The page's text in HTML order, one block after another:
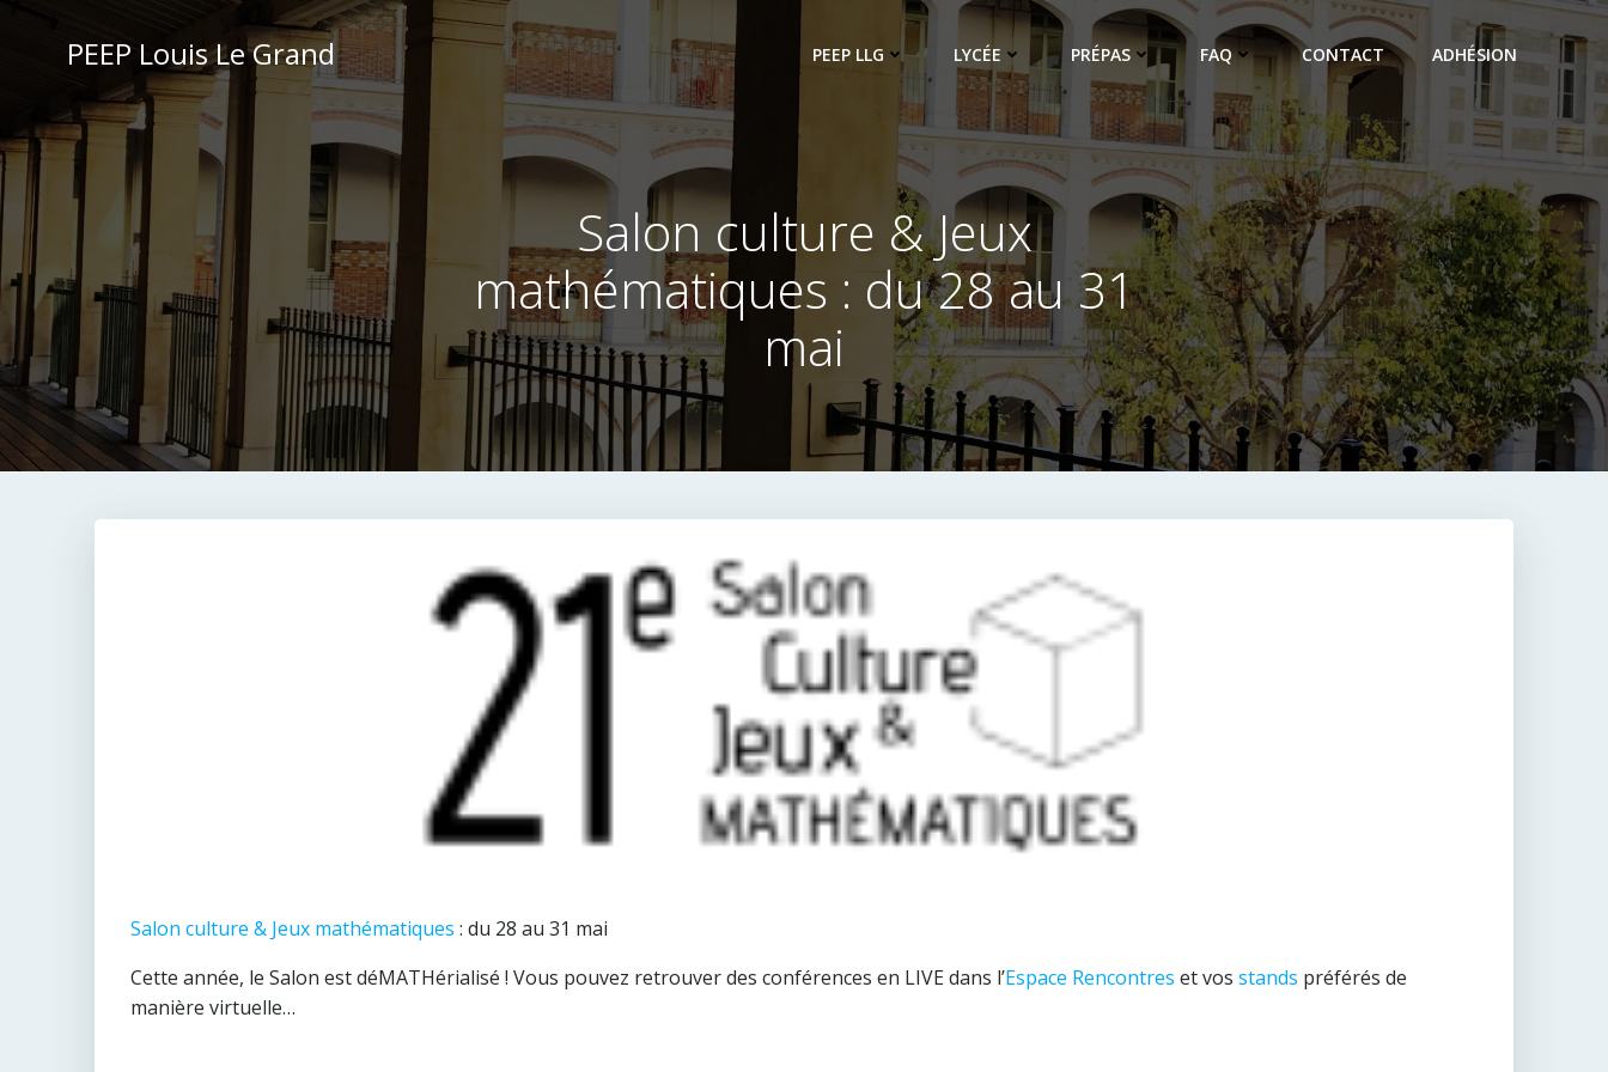
contenuPEEP Louis Le Grand PEEP LLG LYCÉE PRÉPAS FAQ CONTACT ADHÉSION
Salon culture & Jeux
mathématiques : du 28 au 31
mai
Salon culture & Jeux mathématiques : du 28 au 31 mai
Cette année, le Salon est déMATHérialisé ! Vous pouvez retrouver des conférences en LIVE dans l’Espace Rencontres et vos stands préférés de
manière virtuelle…